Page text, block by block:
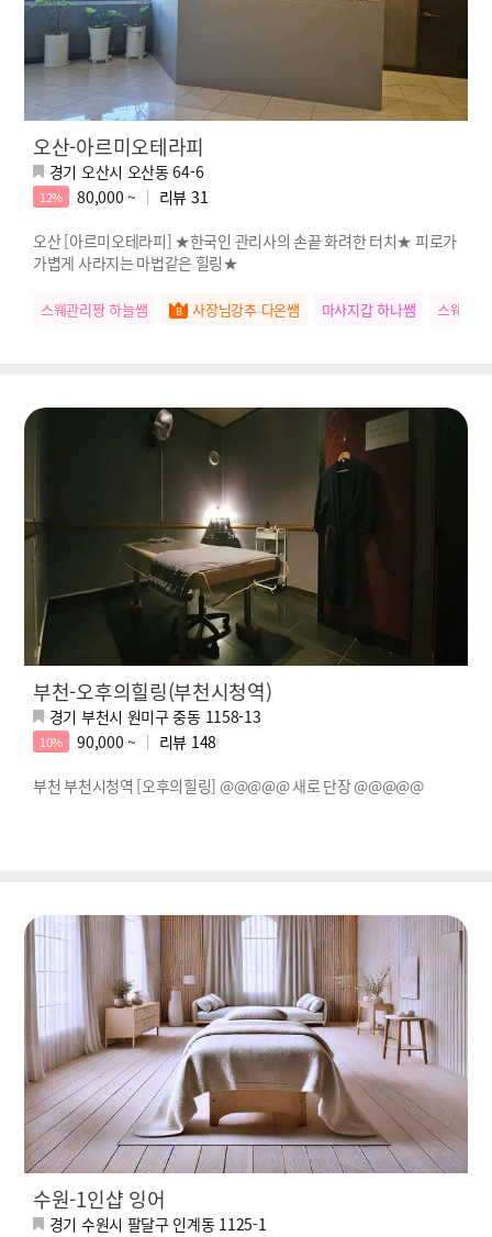
오산-아르미오테라피
경기 오산시 오산동 64-6
12% 80,000 ~ 리뷰 31
오산 [아르미오테라피] ★한국인 관리사의 손끝 화려한 터치★ 피로가
가볍게 사라지는 마법같은 힐링★
스웨관리짱 하늘쌤 사장님강추 다온쌤 마사지갑 하나쌤 스웨관
부천-오후의힐링(부천시청역)
경기 부천시 원미구 중동 1158-13
10% 90,000 ~ 리뷰 148
부천 부천시청역 [오후의힐링] @@@@@ 새로 단장 @@@@@
수원-1인샵 잉어
경기 수원시 팔달구 인계동 1125-1